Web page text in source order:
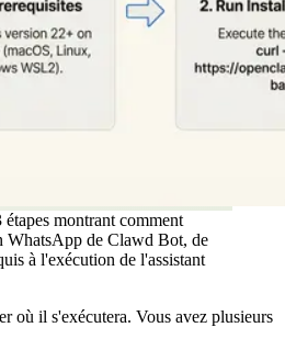
montrant comment
WhatsApp de Clawd Bot, de
à l'exécution de l'assistant
où il s'exécutera. Vous avez plusieurs